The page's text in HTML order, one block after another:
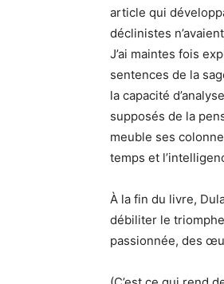
article qui
déclinistes
J’ai maintes fois
sentences de la
la capacité
supposés de la
meuble ses
temps et
À la fin du livre,
débiliter le
passionnée, des